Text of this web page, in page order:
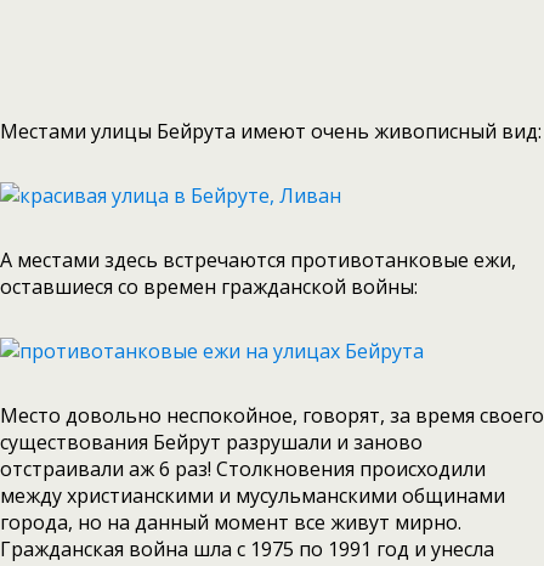
Местами улицы Бейрута имеют очень живописный вид:
А местами здесь встречаются противотанковые ежи,
оставшиеся со времен гражданской войны:
Место довольно неспокойное, говорят, за время своего
существования Бейрут разрушали и заново
отстраивали аж 6 раз! Столкновения происходили
между христианскими и мусульманскими общинами
города, но на данный момент все живут мирно.
Гражданская война шла с 1975 по 1991 год и унесла